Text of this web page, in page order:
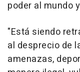
poder al mundo
"Está siendo
al desprecio de
amenazas,